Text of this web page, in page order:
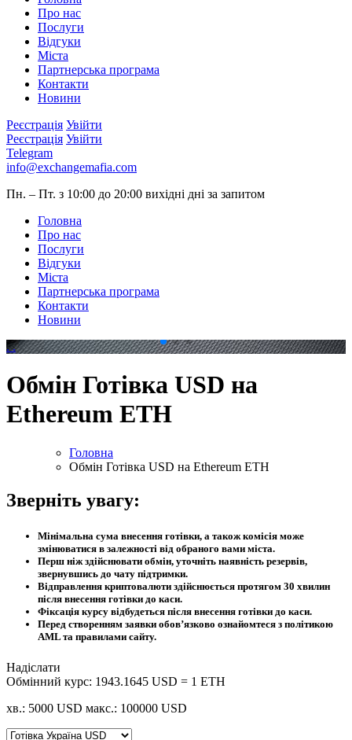
Про нас
Послуги
Відгуки
Міста
Партнерська програма
Контакти
Новини
Реєстрація Увійти
Реєстрація Увійти
Telegram
info@exchangemafia.com
Пн. – Пт. з 10:00 до 20:00 вихідні дні за запитом
Головна
Про нас
Послуги
Відгуки
Міста
Партнерська програма
Контакти
Новини
. .
Обмін Готівка USD на
Ethereum ETH
Головна
Обмін Готівка USD на Ethereum ETH
Зверніть увагу:
Мінімальна сума внесення готівки, а також комісія може
змінюватися в залежності від обраного вами міста.
Перш ніж здійснювати обмін, уточніть наявність резервів,
звернувшись до чату підтримки.
Відправлення криптовалюти здійснюється протягом 30 хвилин
після внесення готівки до каси.
Фіксація курсу відбудеться після внесення готівки до каси.
Перед створенням заявки обов’язково ознайомтеся з політикою
AML та правилами сайту.
Надіслати
Обмінний курс: 1943.1645 USD = 1 ETH
хв.: 5000 USD макс.: 100000 USD